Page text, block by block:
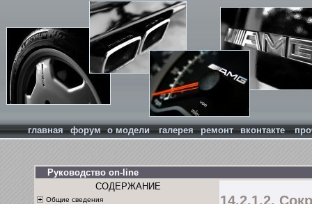
главная форум о модели галерея ремонт вконтакте
Руководство on-line
СОДЕРЖАНИЕ
Общие сведения
14.2.1.2.